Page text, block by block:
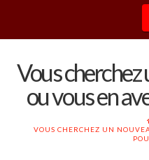
|
SHP
Vous
ou vous en
VOUS CHERCHEZ UN